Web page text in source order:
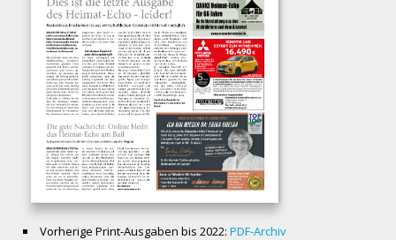
Vorherige Print-Ausgaben bis 2022: PDF-Archiv